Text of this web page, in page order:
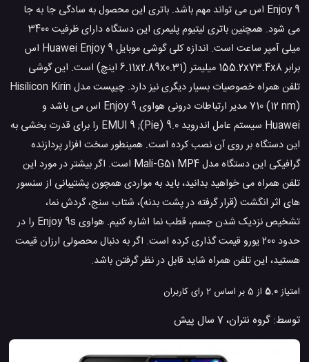
Enjoy 9 اس می تواند مهم باشد. باتری این محصول به سادگی جا به جا
می شود. همچنین باتری لیتیوم پلیمری این دستگاه دارای ظرفیت 3400
میلی آمپر ساعت است. اندازه کلی گوشی موبایل Huawei Enjoy 9 اس
برابر 155.2x73.4x8 میلیمتر (6.11x2.89x0.31 اینچ) است. این گوشی
تلفن همراه خصوصیات بسیار دیگری نیز دارد. چیپست مدل Hisilicon Kirin
710 (12 nm) مدیر ارتباطات درونی هواوی Enjoy 9 اس می باشد و
Huawei سیستم عامل اندروید 9.0 (Pie); EMUI 9 را برای قدرت بخشی به
این دستگاه بر روی آن نصب کرده است. همینطور سخت افزار پردازنده
گرافیکی این دستگاه مدل Mali-G51 MP4 است. اگر بیشتر در مورد این
تلفن همراه می خواهید بدانید، باید به مواردی همچون پشتیبانی از سنسور
های اثر انگشت (قرار گرفته در پشت بدنه)، شتاب سنج، گردش نما،
تشخیص نزدیک شدن جسم، قطب نما اشاره کنیم. هواوی Enjoy 9s را در
حدود 200 یورو قیمت گذاری کرده است. اگر به دنبال محصولی ارزان قیمت
هستید، این تلفن همراه شاید قابل در نظر گرفتن باشد.
امتیاز5.0 از 5 بر اساس 2 رای کاربران
توسط: گروه نتران، 7 سال پیش